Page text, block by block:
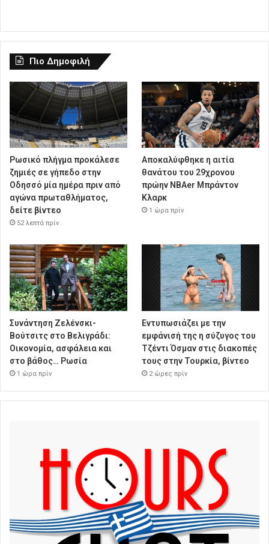
Πιο Δημοφιλή
Ρωσικό πλήγμα προκάλεσε
ζημιές σε γήπεδο στην
Οδησσό μία ημέρα πριν από
αγώνα πρωταθλήματος,
δείτε βίντεο
52 λεπτά πρίν
Αποκαλύφθηκε η αιτία
θανάτου του 29χρονου
πρώην NBAer Μπράντον
Κλαρκ
1 ώρα πρίν
Συνάντηση Ζελένσκι-
Βούτσιτς στο Βελιγράδι:
Οικονομία, ασφάλεια και
στο βάθος… Ρωσία
1 ώρα πρίν
Εντυπωσιάζει με την
εμφάνισή της η σύζυγος του
Τζέντι Όσμαν στις διακοπές
τους στην Τουρκία, βίντεο
2 ώρες πρίν